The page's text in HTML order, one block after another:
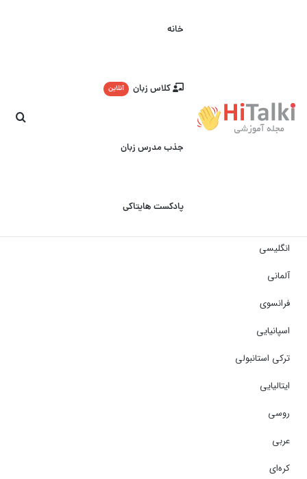
خانه
کلاس زبان آنلاین
جذب مدرس زبان
پادکست هایتاکی
انگلیسی
آلمانی
فرانسوی
اسپانیایی
ترکی استانبولی
ایتالیایی
روسی
عربی
کره‌ای